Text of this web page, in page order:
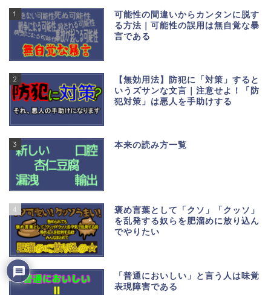
1
可能性の間違いからカンタンに脱す
る方法｜可能性の誤用は無自覚な暴
言である
2
【無効用法】防犯に「対策」すると
いうズサンな文言｜注意せよ！「防
犯対策」は悪人を手助けする
3 本来の読み方一覧
4
褒め言葉として「クソ」「クッソ」
を乱発する奴らを肥溜めに放り込ん
でやりたい
5
「普通においしい」と言う人は味覚
表現障害である
2